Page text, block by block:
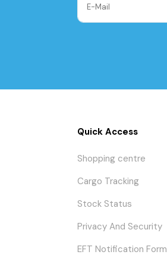
Quick Access
Shopping centre
Cargo Tracking
Stock Status
Privacy And Security
EFT Notification Form